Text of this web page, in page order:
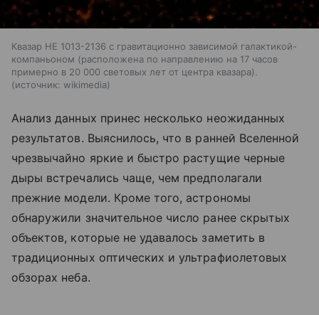
Квазар HE 1013-2136 с гравитационно зависимой галактикой-
компаньоном (расположена по направлению на 17 часов
примерно в 20 000 световых лет от центра квазара).
источник: wikimedia
Анализ данных принес несколько неожиданных
результатов. Выяснилось, что в ранней Вселенной
чрезвычайно яркие и быстро растущие черные
дыры встречались чаще, чем предполагали
прежние модели. Кроме того, астрономы
обнаружили значительное число ранее скрытых
объектов, которые не удавалось заметить в
традиционных оптических и ультрафиолетовых
обзорах неба.